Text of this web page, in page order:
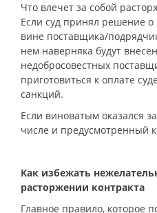
Что влечет за собой
Если суд принял решение
вине поставщика/
нем наверняка будут
недобросовестных
приготовиться к оплате
санкций.
Если виноватым оказался
числе и предусмотренный
Как избежать
расторжении контракта
Главное правило, которое